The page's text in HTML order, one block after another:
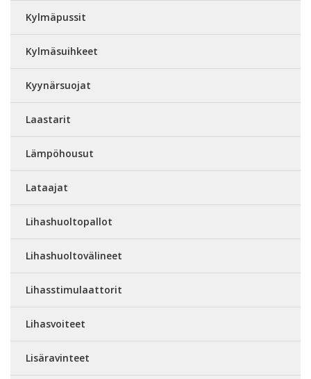
Kylmäpussit
Kylmäsuihkeet
Kyynärsuojat
Laastarit
Lämpöhousut
Lataajat
Lihashuoltopallot
Lihashuoltovälineet
Lihasstimulaattorit
Lihasvoiteet
Lisäravinteet